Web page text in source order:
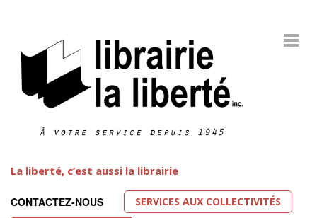
La liberté, c’est aussi la librairie
CONTACTEZ-NOUS
SERVICES AUX COLLECTIVITÉS